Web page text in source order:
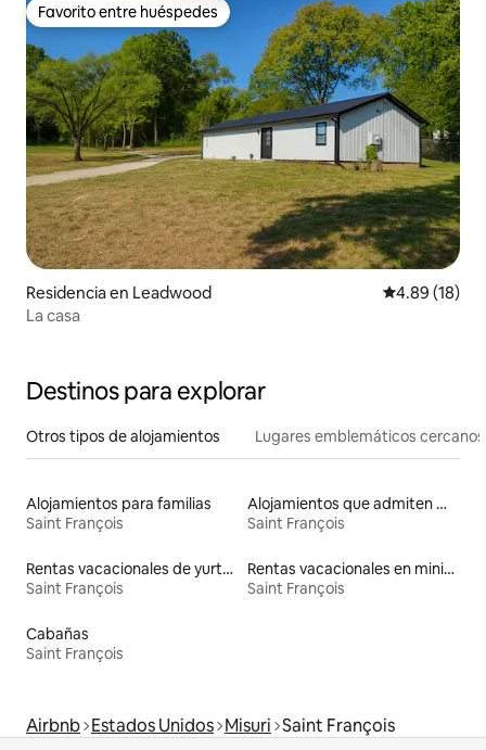
Favorito entre huéspedes
Favorito entre huéspedes
Residencia en Leadwood Calificación
4.89 (18)
La casa
Destinos para explorar
Otros tipos de alojamientos Lugares emblemáticos cercanos
Alojamientos para familias
Saint François
Alojamientos que admiten mascotas
Saint François
Rentas vacacionales de yurtas con jacuzzi
Saint François
Rentas vacacionales en minicasas
Saint François
Cabañas
Saint François
Airbnb Estados Unidos Misuri Saint François